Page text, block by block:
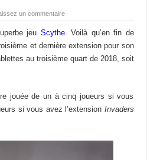
un commentaire
jeu Scythe. Voilà qu’en fin de
et dernière extension pour son
au troisième quart de 2018, soit
jouée de un à cinq joueurs si vous
si vous avez l’extension Invaders